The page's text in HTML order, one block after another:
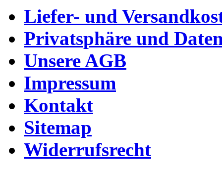
Liefer- und
Privatsphäre und
Unsere AGB
Impressum
Kontakt
Sitemap
Widerrufsrecht